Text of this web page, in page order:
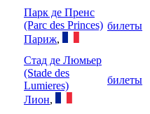
Парк де Пренс
(Parc des Princes)
Париж,
билеты
Стад де Люмьер
(Stade des
Lumieres)
Лион,
билеты